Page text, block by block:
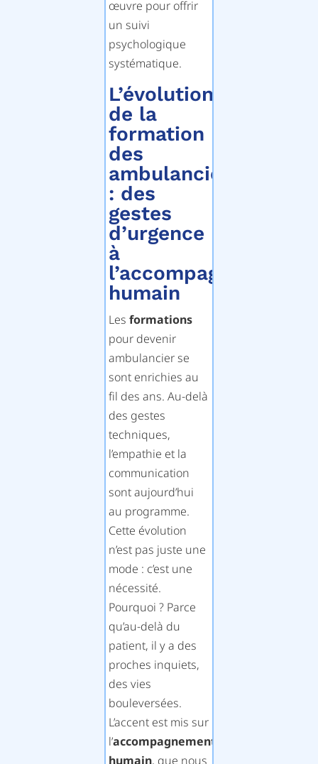
œuvre pour offrir
un suivi
psychologique
systématique.
L’évolution
de la
formation
des
ambulanciers
: des
gestes
d’urgence
à
l’accompagnement
humain
Lesformations
pour devenir
ambulancier se
sont enrichies au
fil des ans. Au-delà
des gestes
techniques,
l’empathie et la
communication
sont aujourd’hui
au programme.
Cette évolution
n’est pas juste une
mode : c’est une
nécessité.
Pourquoi ? Parce
qu’au-delà du
patient, il y a des
proches inquiets,
des vies
bouleversées.
L’accent est mis sur
l’accompagnement
humain, que nous